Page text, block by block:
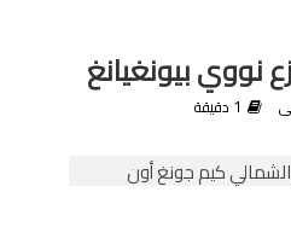
نووي بيونغيانغ
1 دقيقة